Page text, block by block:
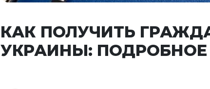
КАК ПОЛУЧИТЬ
УКРАИНЫ: